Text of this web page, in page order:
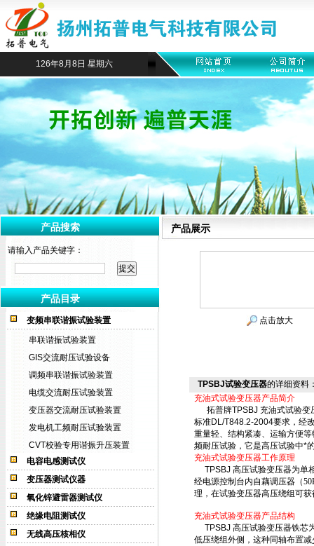
126年8月8日 星期六
产品搜索
请输入产品关键字：
产品目录
变频串联谐振试验装置
串联谐振试验装置
GIS交流耐压试验设备
调频串联谐振试验装置
电缆交流耐压试验装置
变压器交流耐压试验装置
发电机工频耐压试验装置
CVT校验专用谐振升压装置
电容电感测试仪
变压器测试仪器
氧化锌避雷器测试仪
绝缘电阻测试仪
无线高压核相仪
产品展示
点击放大
TPSBJ试验变压器的详细资料
充油式试验变压器产品简介
拓普牌TPSBJ 充油式试验变
标准DL/T848.2-2004要求，经
重量轻、结构紧凑、运输方便
频耐压试验，它是高压试验中*
充油式试验变压器工作原理
TPSBJ 高压试验变压器为单
经电源控制台内自藕调压器（
理，在试验变压器高压绕组可
充油式试验变压器产品结构
TPSBJ 高压试验变压器铁芯
低压绕组外侧，这种同轴布置